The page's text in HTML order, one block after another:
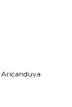
Aricanduva